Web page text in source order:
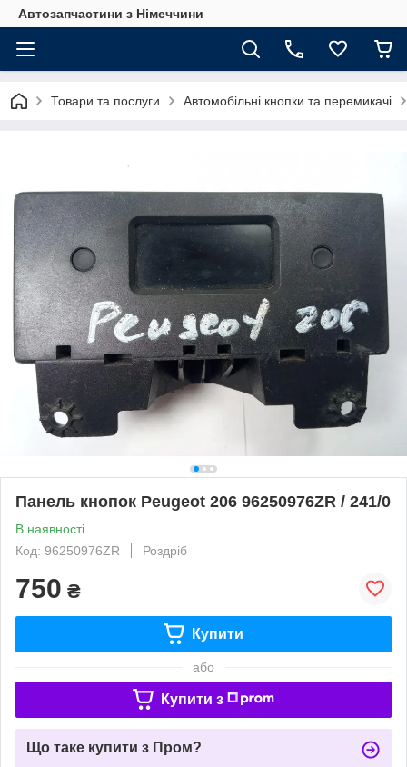
Автозапчастини з Німеччини
Товари та послуги Автомобільні кнопки та перемикачі
Панель кнопок Peugeot 206 96250976ZR / 241/0
В наявності
Код: 96250976ZR
Роздріб
750 ₴
Купити
або
Купити з
Що таке купити з Пром?